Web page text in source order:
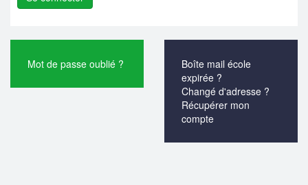
Mot de passe oublié ?
Boîte mail école
expirée ?
Changé d'adresse ?
Récupérer mon
compte